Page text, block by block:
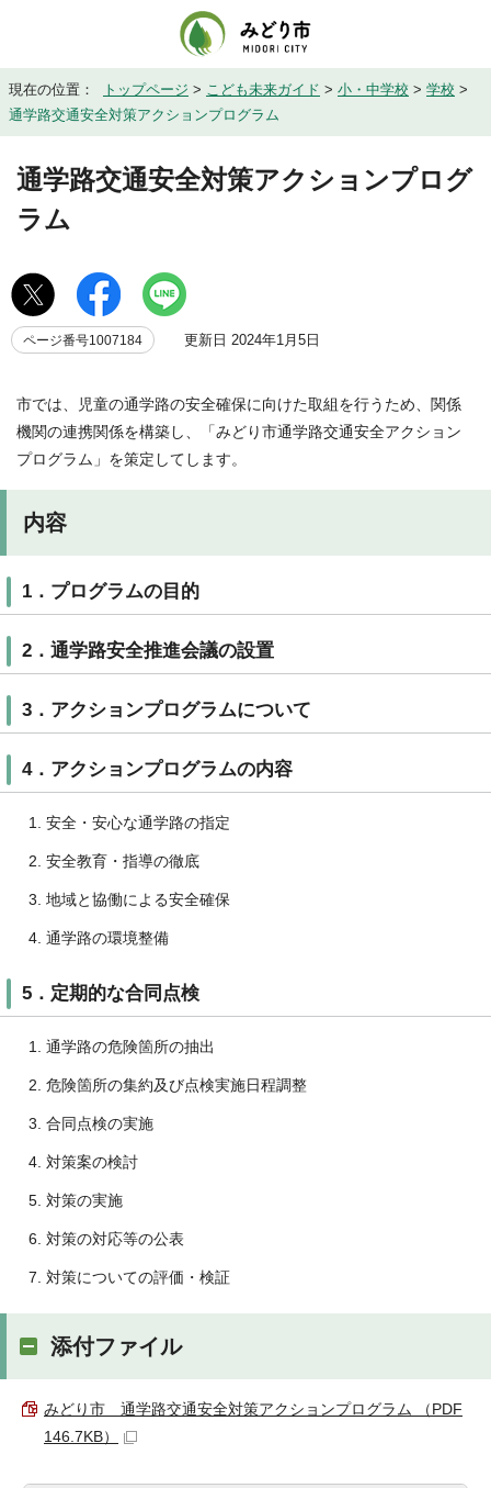
現在の位置： トップページ > こども未来ガイド > 小・中学校 > 学校 >
通学路交通安全対策アクションプログラム
通学路交通安全対策アクションプログ
ラム
ページ番号1007184 更新日 2024年1月5日
市では、児童の通学路の安全確保に向けた取組を行うため、関係
機関の連携関係を構築し、「みどり市通学路交通安全アクション
プログラム」を策定してします。
内容
1．プログラムの目的
2．通学路安全推進会議の設置
3．アクションプログラムについて
4．アクションプログラムの内容
安全・安心な通学路の指定
安全教育・指導の徹底
地域と協働による安全確保
通学路の環境整備
5．定期的な合同点検
通学路の危険箇所の抽出
危険箇所の集約及び点検実施日程調整
合同点検の実施
対策案の検討
対策の実施
対策の対応等の公表
対策についての評価・検証
添付ファイル
みどり市 通学路交通安全対策アクションプログラム （PDF
146.7KB）